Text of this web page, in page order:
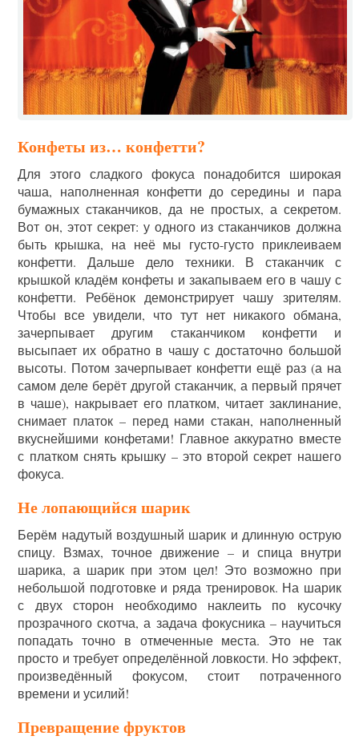
Конфеты из… конфетти?
Для этого сладкого фокуса понадобится широкая
чаша, наполненная конфетти до середины и пара
бумажных стаканчиков, да не простых, а секретом.
Вот он, этот секрет: у одного из стаканчиков должна
быть крышка, на неё мы густо-густо приклеиваем
конфетти. Дальше дело техники. В стаканчик с
крышкой кладём конфеты и закапываем его в чашу с
конфетти. Ребёнок демонстрирует чашу зрителям.
Чтобы все увидели, что тут нет никакого обмана,
зачерпывает другим стаканчиком конфетти и
высыпает их обратно в чашу с достаточно большой
высоты. Потом зачерпывает конфетти ещё раз (а на
самом деле берёт другой стаканчик, а первый прячет
в чаше), накрывает его платком, читает заклинание,
снимает платок – перед нами стакан, наполненный
вкуснейшими конфетами! Главное аккуратно вместе
с платком снять крышку – это второй секрет нашего
фокуса.
Не лопающийся шарик
Берём надутый воздушный шарик и длинную острую
спицу. Взмах, точное движение – и спица внутри
шарика, а шарик при этом цел! Это возможно при
небольшой подготовке и ряда тренировок. На шарик
с двух сторон необходимо наклеить по кусочку
прозрачного скотча, а задача фокусника – научиться
попадать точно в отмеченные места. Это не так
просто и требует определённой ловкости. Но эффект,
произведённый фокусом, стоит потраченного
времени и усилий!
Превращение фруктов